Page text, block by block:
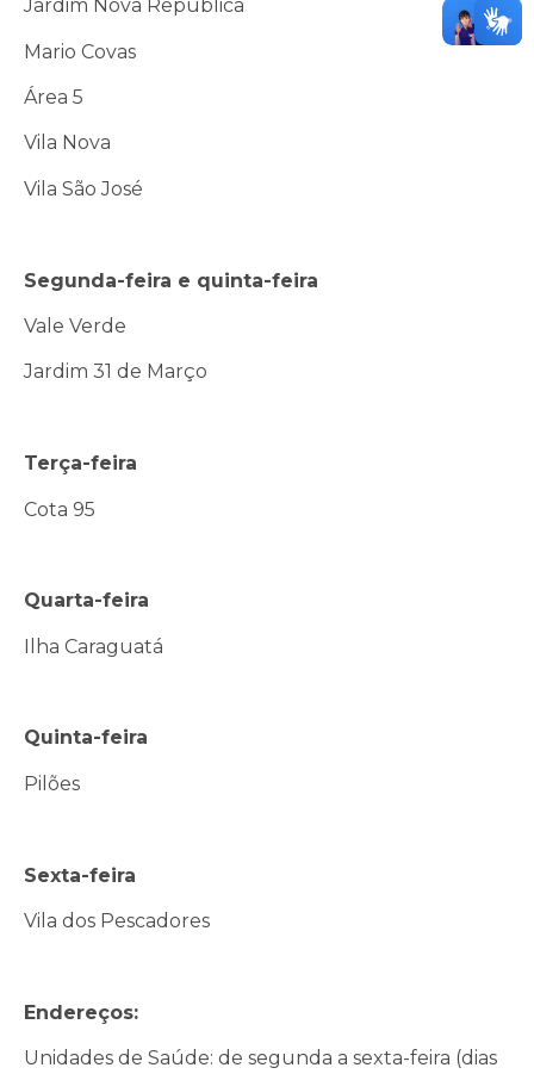
Jardim Nova República
Mario Covas
Área 5
Vila Nova
Vila São José
Segunda-feira e quinta-feira
Vale Verde
Jardim 31 de Março
Terça-feira
Cota 95
Quarta-feira
Ilha Caraguatá
Quinta-feira
Pilões
Sexta-feira
Vila dos Pescadores
Endereços:
Unidades de Saúde: de segunda a sexta-feira (dias